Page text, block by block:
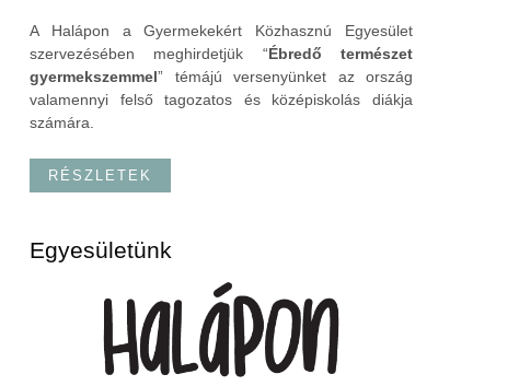
A Halápon a Gyermekekért Közhasznú Egyesület
szervezésében meghirdetjük “Ébredő természet
gyermekszemmel” témájú versenyünket az ország
valamennyi felső tagozatos és középiskolás diákja
számára.
RÉSZLETEK
Egyesületünk